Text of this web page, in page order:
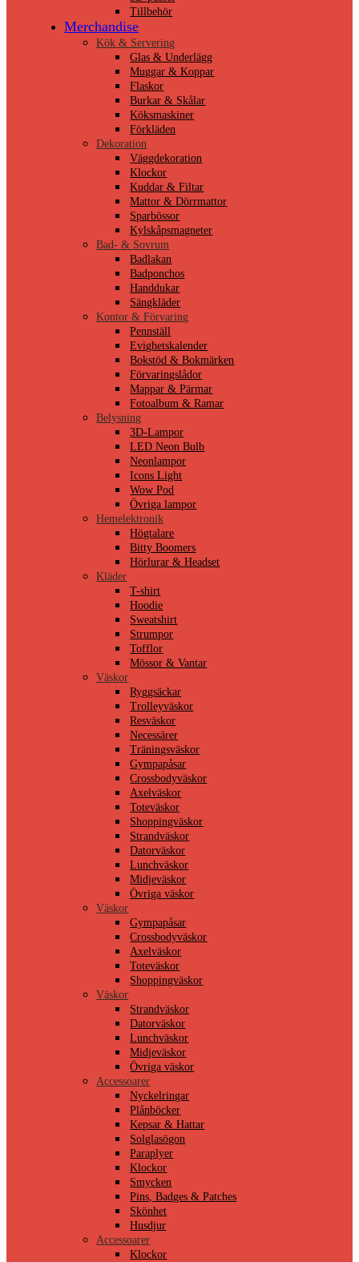
Tillbehör
Merchandise
Kök & Servering
Glas & Underlägg
Muggar & Koppar
Flaskor
Burkar & Skålar
Köksmaskiner
Förkläden
Dekoration
Väggdekoration
Klockor
Kuddar & Filtar
Mattor & Dörrmattor
Sparbössor
Kylskåpsmagneter
Bad- & Sovrum
Badlakan
Badponchos
Handdukar
Sängkläder
Kontor & Förvaring
Pennställ
Evighetskalender
Bokstöd & Bokmärken
Förvaringslådor
Mappar & Pärmar
Fotoalbum & Ramar
Belysning
3D-Lampor
LED Neon Bulb
Neonlampor
Icons Light
Wow Pod
Övriga lampor
Hemelektronik
Högtalare
Bitty Boomers
Hörlurar & Headset
Kläder
T-shirt
Hoodie
Sweatshirt
Strumpor
Tofflor
Mössor & Vantar
Väskor
Ryggsäckar
Trolleyväskor
Resväskor
Necessärer
Träningsväskor
Gympapåsar
Crossbodyväskor
Axelväskor
Toteväskor
Shoppingväskor
Strandväskor
Datorväskor
Lunchväskor
Midjeväskor
Övriga väskor
Väskor
Gympapåsar
Crossbodyväskor
Axelväskor
Toteväskor
Shoppingväskor
Väskor
Strandväskor
Datorväskor
Lunchväskor
Midjeväskor
Övriga väskor
Accessoarer
Nyckelringar
Plånböcker
Kepsar & Hattar
Solglasögon
Paraplyer
Klockor
Smycken
Pins, Badges & Patches
Skönhet
Husdjur
Accessoarer
Klockor